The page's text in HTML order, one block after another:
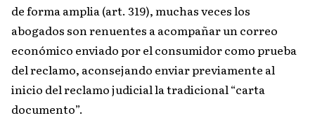
de forma amplia (art. 319), muchas veces los
abogados son renuentes a acompañar un correo
económico enviado por el consumidor como prueba
del reclamo, aconsejando enviar previamente al
inicio del reclamo judicial la tradicional “carta
documento”.